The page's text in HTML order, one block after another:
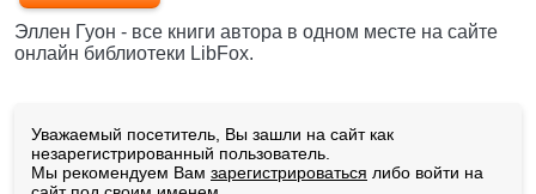
Эллен Гуон - все книги автора в одном месте на сайте
онлайн библиотеки LibFox.
Уважаемый посетитель, Вы зашли на сайт как
незарегистрированный пользователь.
Мы рекомендуем Вам зарегистрироваться либо войти на